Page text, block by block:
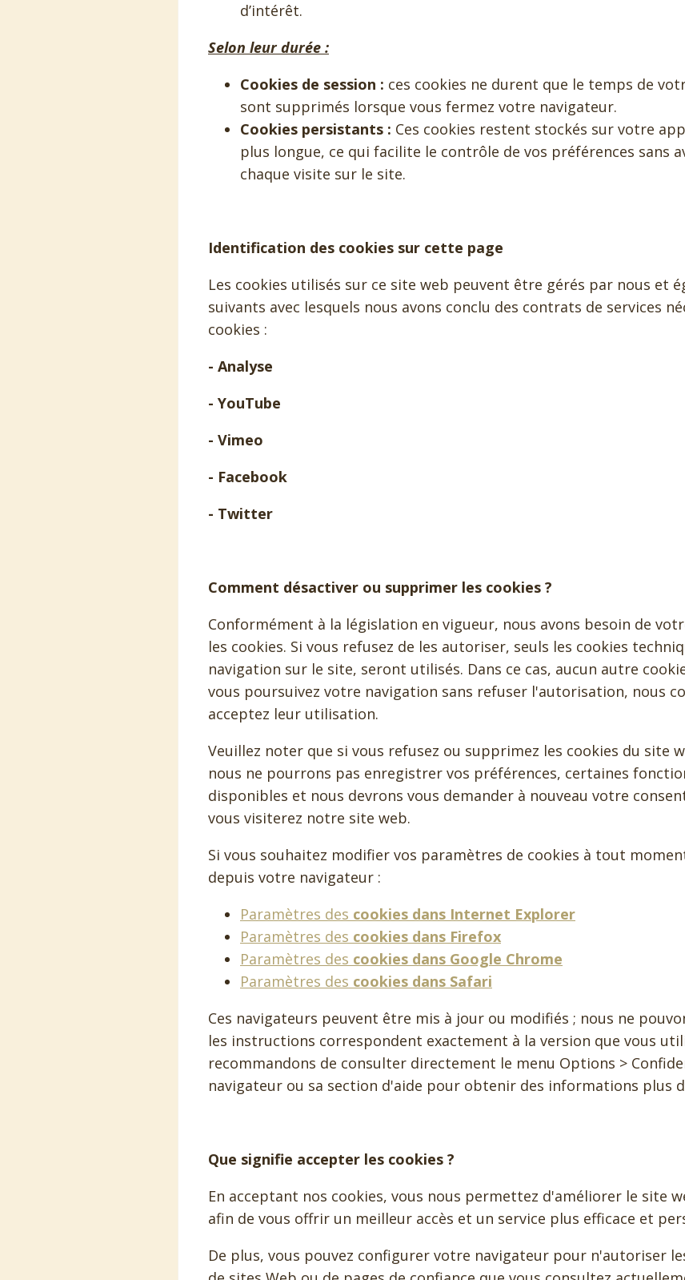
d’intérêt.
Selon leur durée :
Cookies de session : ces cookies ne durent que le temps de
sont supprimés lorsque vous fermez votre navigateur.
Cookies persistants : Ces cookies restent stockés sur votre
plus longue, ce qui facilite le contrôle de vos préférences sans
chaque visite sur le site.
Identification des cookies sur cette page
Les cookies utilisés sur ce site web peuvent être gérés par nous et
suivants avec lesquels nous avons conclu des contrats de services
cookies :
- Analyse
- YouTube
- Vimeo
- Facebook
- Twitter
Comment désactiver ou supprimer les cookies ?
Conformément à la législation en vigueur, nous avons besoin de
les cookies. Si vous refusez de les autoriser, seuls les cookies
navigation sur le site, seront utilisés. Dans ce cas, aucun autre
vous poursuivez votre navigation sans refuser l'autorisation, nous
acceptez leur utilisation.
Veuillez noter que si vous refusez ou supprimez les cookies du site
nous ne pourrons pas enregistrer vos préférences, certaines
disponibles et nous devrons vous demander à nouveau votre
vous visiterez notre site web.
Si vous souhaitez modifier vos paramètres de cookies à tout
depuis votre navigateur :
Paramètres des cookies dans Internet Explorer
Paramètres des cookies dans Firefox
Paramètres des cookies dans Google Chrome
Paramètres des cookies dans Safari
Ces navigateurs peuvent être mis à jour ou modifiés ; nous ne
les instructions correspondent exactement à la version que vous
recommandons de consulter directement le menu Options >
navigateur ou sa section d'aide pour obtenir des informations plus
Que signifie accepter les cookies ?
En acceptant nos cookies, vous nous permettez d'améliorer le site
afin de vous offrir un meilleur accès et un service plus efficace et
De plus, vous pouvez configurer votre navigateur pour n'autoriser